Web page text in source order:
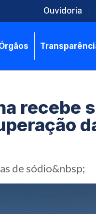
Ouvidoria
recebe
de sódio&nbsp;